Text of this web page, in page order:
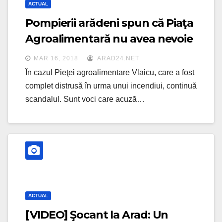
ACTUAL
Pompierii arădeni spun că Piaţa
Agroalimentară nu avea nevoie
de autorizaţie de securitate la
incendiu
MAR 16, 2018 ARAD24.NET
În cazul Pieţei agroalimentare Vlaicu, care a fost
complet distrusă în urma unui incendiui, continuă
scandalul. Sunt voci care acuză…
ACTUAL
[VIDEO] Şocant la Arad: Un